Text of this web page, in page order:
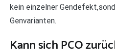
kein einzelner
Genvarianten.
Kann sich PCO